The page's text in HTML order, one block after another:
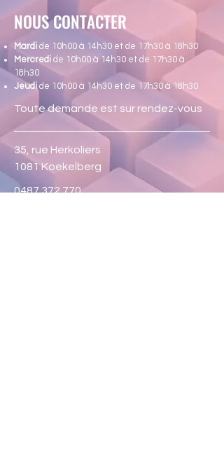
NOUS CONTACTER
Mardi de 10h00 à 14h30 et de 17h30 à 18h30
Mercredi de 10h00 à 14h30 et de 17h30 à
18h30
Jeudi de 10h00 à 14h30 et de 17h30 à 18h30
Toute demande est sur rendez-vous
35, rue Herkoliers
1081 Koekelberg
0487 372 770